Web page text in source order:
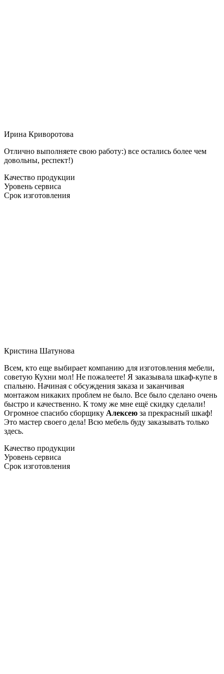
Ирина Криворотова
Отлично выполняете свою работу:) все остались более чем
довольны, респект!)
Качество продукции
Уровень сервиса
Срок изготовления
Кристина Шатунова
Всем, кто еще выбирает компанию для изготовления мебели,
советую Кухни мол! Не пожалеете! Я заказывала шкаф-купе в
спальню. Начиная с обсуждения заказа и заканчивая
монтажом никаких проблем не было. Все было сделано очень
быстро и качественно. К тому же мне ещё скидку сделали!
Огромное спасибо сборщику Алексею за прекрасный шкаф!
Это мастер своего дела! Всю мебель буду заказывать только
здесь.
Качество продукции
Уровень сервиса
Срок изготовления